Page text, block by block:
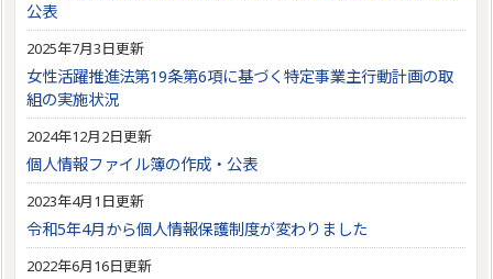
公表
2025年7月3日更新
女性活躍推進法第19条第6項に基づく特定事業主行動計画の取
組の実施状況
2024年12月2日更新
個人情報ファイル簿の作成・公表
2023年4月1日更新
令和5年4月から個人情報保護制度が変わりました
2022年6月16日更新